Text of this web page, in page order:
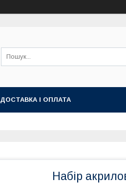
ДОСТАВКА І ОПЛАТА
Набір